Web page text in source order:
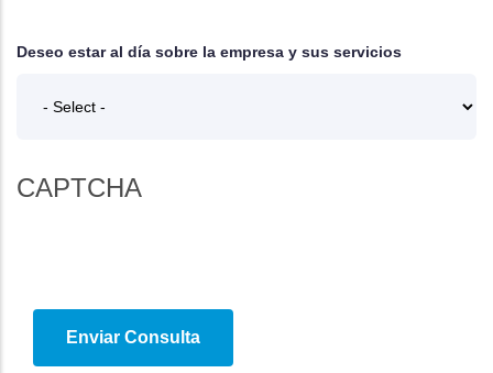
Deseo estar al día sobre la empresa y sus servicios
CAPTCHA